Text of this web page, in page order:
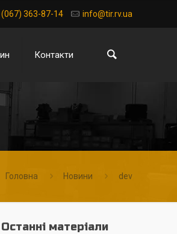
(067) 363-87-14 info@tir.rv.ua
Контакти
Головна Новини dev
Останні матеріали